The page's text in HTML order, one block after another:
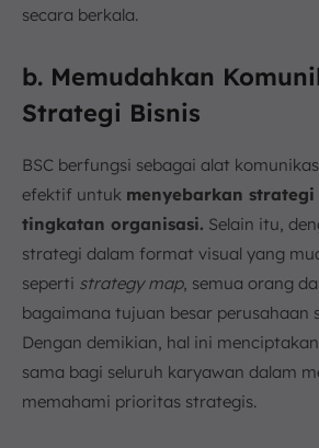
secara berkala.
b. Memudahkan
Strategi Bisnis
BSC berfungsi sebagai alat
efektif untuk menyebarkan strategi
tingkatan organisasi. Selain itu,
strategi dalam format visual yang
seperti strategy map, semua orang
bagaimana tujuan besar perusahaan
Dengan demikian, hal ini
sama bagi seluruh karyawan dalam
memahami prioritas strategis.